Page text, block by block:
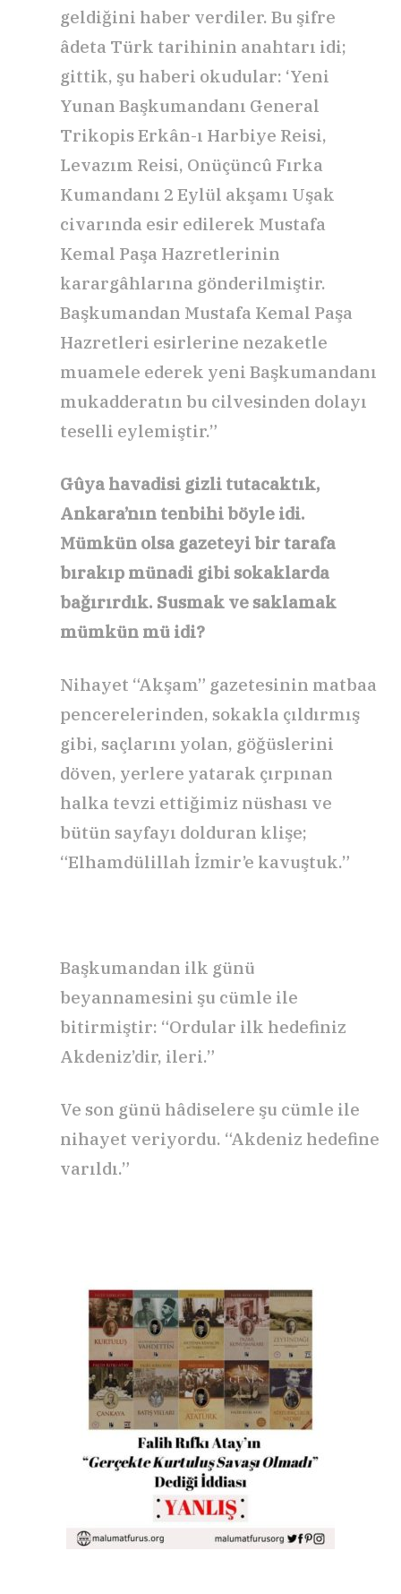
geldiğini haber verdiler. Bu şifre
âdeta Türk tarihinin anahtarı idi;
gittik, şu haberi okudular: ‘Yeni
Yunan Başkumandanı General
Trikopis Erkân-ı Harbiye Reisi,
Levazım Reisi, Onüçüncû Fırka
Kumandanı 2 Eylül akşamı Uşak
civarında esir edilerek Mustafa
Kemal Paşa Hazretlerinin
karargâhlarına gönderilmiştir.
Başkumandan Mustafa Kemal Paşa
Hazretleri esirlerine nezaketle
muamele ederek yeni Başkumandanı
mukadderatın bu cilvesinden dolayı
teselli eylemiştir.”
Gûya havadisi gizli tutacaktık,
Ankara’nın tenbihi böyle idi.
Mümkün olsa gazeteyi bir tarafa
bırakıp münadi gibi sokaklarda
bağırırdık. Susmak ve saklamak
mümkün mü idi?
Nihayet “Akşam” gazetesinin matbaa
pencerelerinden, sokakla çıldırmış
gibi, saçlarını yolan, göğüslerini
döven, yerlere yatarak çırpınan
halka tevzi ettiğimiz nüshası ve
bütün sayfayı dolduran klişe;
“Elhamdülillah İzmir’e kavuştuk.”
Başkumandan ilk günü
beyannamesini şu cümle ile
bitirmiştir: “Ordular ilk hedefiniz
Akdeniz’dir, ileri.”
Ve son günü hâdiselere şu cümle ile
nihayet veriyordu. “Akdeniz hedefine
varıldı.”